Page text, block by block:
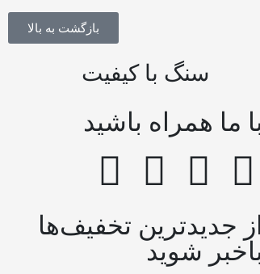
بازگشت به بالا
سنگ با کیفیت
ما همراه باشید
از جدیدترین تخفیف‌ها
شوید